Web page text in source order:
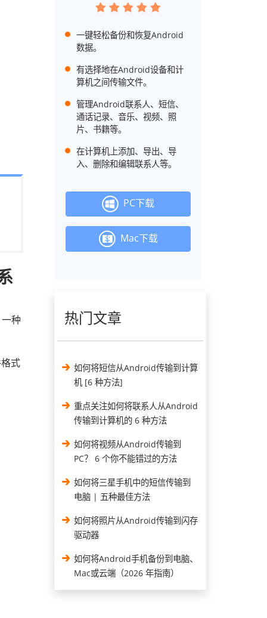
种
式
一键轻松备份和恢复Android
数据。
有选择地在Android设备和计
算机之间传输文件。
管理Android联系人、短信、
通话记录、音乐、视频、照
片、书籍等。
在计算机上添加、导出、导
入、删除和编辑联系人等。
PC下载
Mac下载
热门文章
如何将短信从Android传输到计算
机 [6 种方法]
重点关注如何将联系人从Android
传输到计算机的 6 种方法
如何将视频从Android传输到
PC？ 6 个你不能错过的方法
如何将三星手机中的短信传输到
电脑 | 五种最佳方法
如何将照片从Android传输到闪存
驱动器
如何将Android手机备份到电脑、
Mac或云端（2026 年指南）